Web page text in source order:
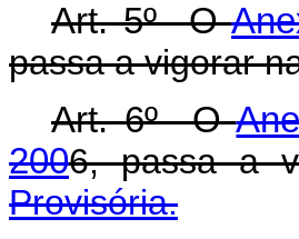
Art. 5º O
passa a vigorar
Art. 6º O
2006, passa a
Provisória.